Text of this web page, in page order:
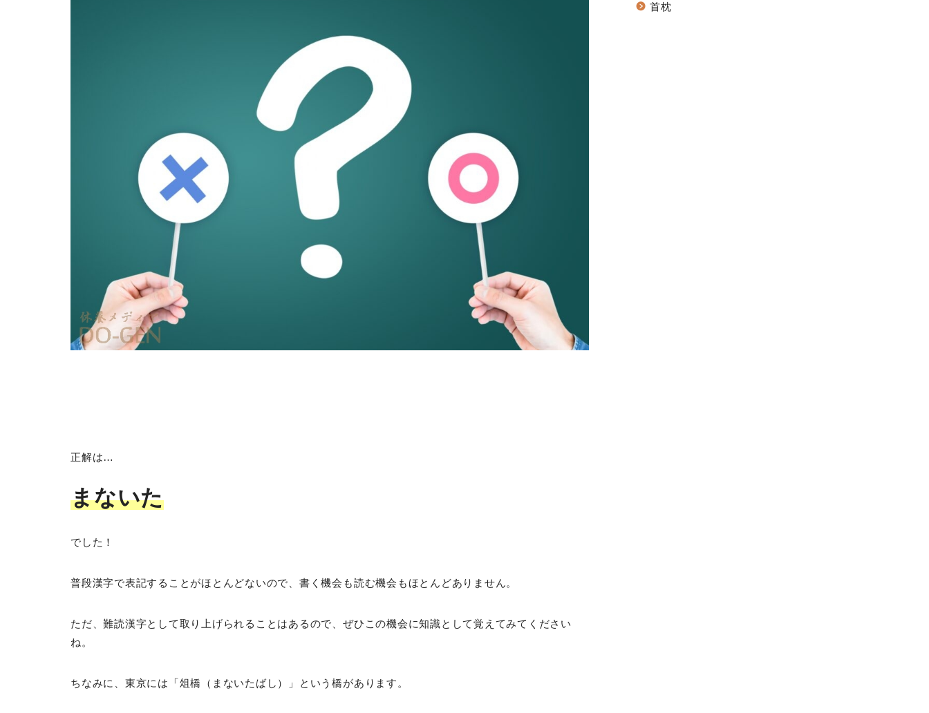
正解は…
まないた
でした！
普段漢字で表記することがほとんどないので、書く機会も読む機会もほとんどありません。
ただ、難読漢字として取り上げられることはあるので、ぜひこの機会に知識として覚えてみてください
ね。
ちなみに、東京には「俎橋（まないたばし）」という橋があります。
首枕